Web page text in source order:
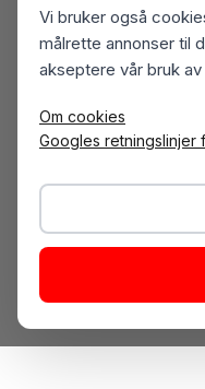
Vi bruker også
målrette annonser til
akseptere vår bruk
Om cookies
Googles